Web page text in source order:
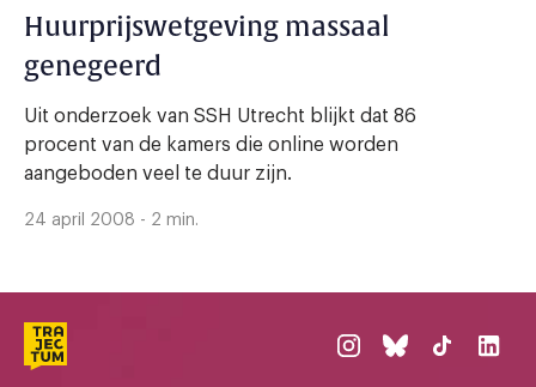
Huurprijswetgeving massaal
genegeerd
Uit onderzoek van SSH Utrecht blijkt dat 86
procent van de kamers die online worden
aangeboden veel te duur zijn.
24 april 2008 - 2 min.